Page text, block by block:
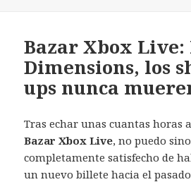
Bazar Xbox Live:
Dimensions, los
ups nunca
Tras echar unas cuantas horas
Bazar Xbox Live, no puedo
completamente satisfecho de
un nuevo billete hacia el